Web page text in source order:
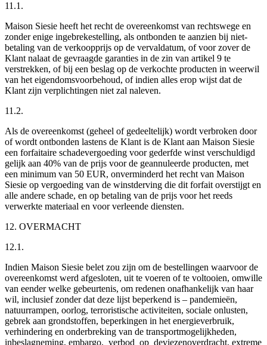
11.1.
Maison Siesie heeft het recht de overeenkomst van rechtswege en
zonder enige ingebrekestelling, als ontbonden te aanzien bij niet-
betaling van de verkoopprijs op de vervaldatum, of voor zover de
Klant nalaat de gevraagde garanties in de zin van artikel 9 te
verstrekken, of bij een beslag op de verkochte producten in weerwil
van het eigendomsvoorbehoud, of indien alles erop wijst dat de
Klant zijn verplichtingen niet zal naleven.
11.2.
Als de overeenkomst (geheel of gedeeltelijk) wordt verbroken door
of wordt ontbonden lastens de Klant is de Klant aan Maison Siesie
een forfaitaire schadevergoeding voor gederfde winst verschuldigd
gelijk aan 40% van de prijs voor de geannuleerde producten, met
een minimum van 50 EUR, onverminderd het recht van Maison
Siesie op vergoeding van de winstderving die dit forfait overstijgt en
alle andere schade, en op betaling van de prijs voor het reeds
verwerkte materiaal en voor verleende diensten.
12. OVERMACHT
12.1.
Indien Maison Siesie belet zou zijn om de bestellingen waarvoor de
overeenkomst werd afgesloten, uit te voeren of te voltooien, omwille
van eender welke gebeurtenis, om redenen onafhankelijk van haar
wil, inclusief zonder dat deze lijst beperkend is – pandemieën,
natuurrampen, oorlog, terroristische activiteiten, sociale onlusten,
gebrek aan grondstoffen, beperkingen in het energieverbruik,
verhindering en onderbreking van de transportmogelijkheden,
inbeslagneming, embargo, verbod op deviezenoverdracht, extreme